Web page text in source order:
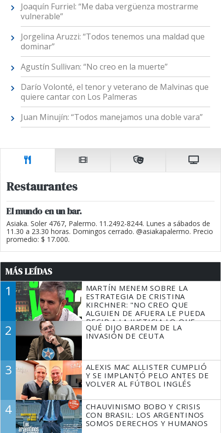
Joaquín Furriel: “Me daba vergüenza mostrarme
vulnerable”
Jorgelina Aruzzi: “Todos tenemos una maldad que
dominar”
Agustín Sullivan: “No creo en la muerte”
Darío Volonté, el tenor y veterano de Malvinas que
quiere cantar con Los Palmeras
Juan Minujín: “Todos manejamos una doble vara”
Restaurantes
El mundo en un bar.
Asiaka. Soler 4767, Palermo. 11.2492-8244. Lunes a sábados de
11.30 a 23.30 horas. Domingos cerrado. @asiakapalermo. Precio
promedio: $ 17.000.
MÁS LEÍDAS
1
MARTÍN MENEM SOBRE LA
ESTRATEGIA DE CRISTINA
KIRCHNER: "NO CREO QUE
ALGUIEN DE AFUERA LE PUEDA
DECIR A LA JUSTICIA LO QUE
TIENE QUE HACER"
2
QUÉ DIJO BARDEM DE LA
INVASIÓN DE CEUTA
3
ALEXIS MAC ALLISTER CUMPLIÓ
Y SE IMPLANTÓ PELO ANTES DE
VOLVER AL FÚTBOL INGLÉS
4
CHAUVINISMO BOBO Y CRISIS
CON BRASIL: LOS ARGENTINOS
SOMOS DERECHOS Y HUMANOS